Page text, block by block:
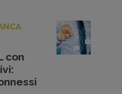
con